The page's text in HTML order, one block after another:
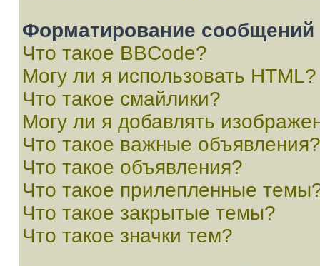
Форматирование
Что такое BBCode?
Могу ли я использовать HTML?
Что такое смайлики?
Могу ли я добавлять
Что такое важные объявления?
Что такое объявления?
Что такое прилепленные
Что такое закрытые темы?
Что такое значки тем?